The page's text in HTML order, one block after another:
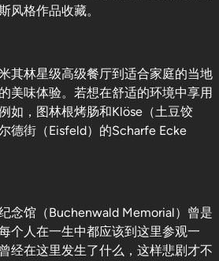
风格作品收藏。
其林星级高级餐厅到适合家庭的当地
美味体验。若想在舒适的环境中享用
如，图林根烤肠和Klöse（土豆饺
德街（Eisfeld）的Scharfe Ecke
念馆（Buchenwald Memorial）曾是
个人在一生中都应该到这里参观一
经在这里发生了什么，这样悲剧才不